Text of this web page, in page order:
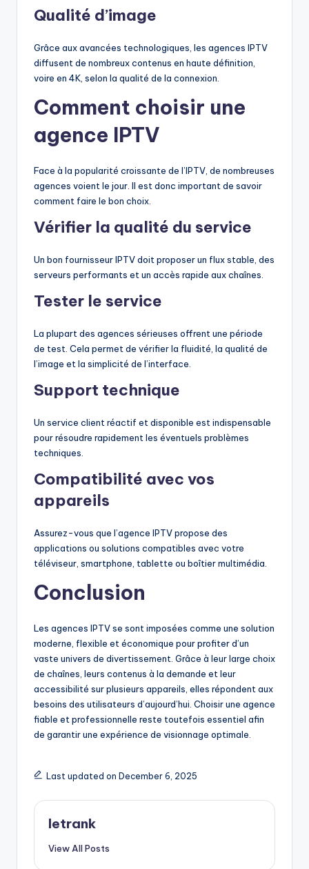
Qualité d’image
Grâce aux avancées technologiques, les agences IPTV
diffusent de nombreux contenus en haute définition,
voire en 4K, selon la qualité de la connexion.
Comment choisir une
agence IPTV
Face à la popularité croissante de l’IPTV, de nombreuses
agences voient le jour. Il est donc important de savoir
comment faire le bon choix.
Vérifier la qualité du service
Un bon fournisseur IPTV doit proposer un flux stable, des
serveurs performants et un accès rapide aux chaînes.
Tester le service
La plupart des agences sérieuses offrent une période
de test. Cela permet de vérifier la fluidité, la qualité de
l’image et la simplicité de l’interface.
Support technique
Un service client réactif et disponible est indispensable
pour résoudre rapidement les éventuels problèmes
techniques.
Compatibilité avec vos
appareils
Assurez-vous que l’agence IPTV propose des
applications ou solutions compatibles avec votre
téléviseur, smartphone, tablette ou boîtier multimédia.
Conclusion
Les agences IPTV se sont imposées comme une solution
moderne, flexible et économique pour profiter d’un
vaste univers de divertissement. Grâce à leur large choix
de chaînes, leurs contenus à la demande et leur
accessibilité sur plusieurs appareils, elles répondent aux
besoins des utilisateurs d’aujourd’hui. Choisir une agence
fiable et professionnelle reste toutefois essentiel afin
de garantir une expérience de visionnage optimale.
Last updated on December 6, 2025
letrank
View All Posts